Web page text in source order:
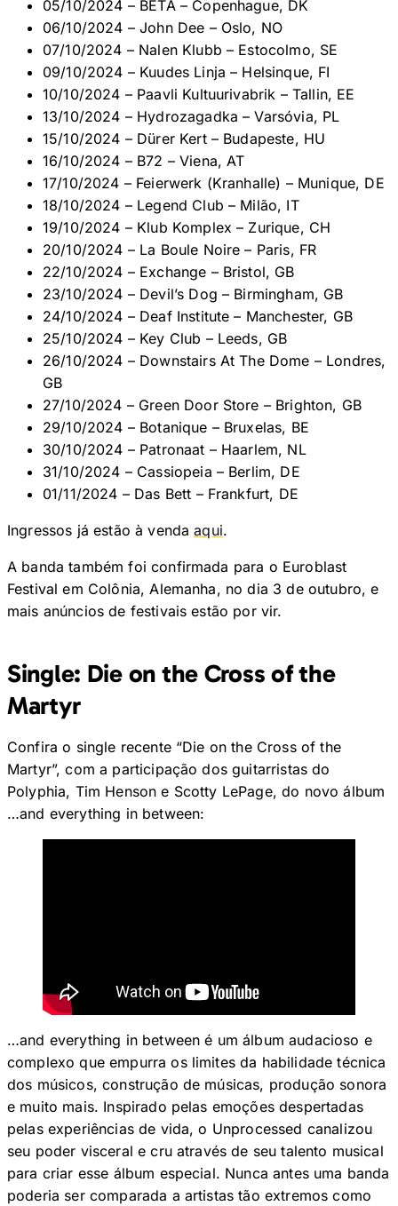
05/10/2024 – BETA – Copenhague, DK
06/10/2024 – John Dee – Oslo, NO
07/10/2024 – Nalen Klubb – Estocolmo, SE
09/10/2024 – Kuudes Linja – Helsinque, FI
10/10/2024 – Paavli Kultuurivabrik – Tallin, EE
13/10/2024 – Hydrozagadka – Varsóvia, PL
15/10/2024 – Dürer Kert – Budapeste, HU
16/10/2024 – B72 – Viena, AT
17/10/2024 – Feierwerk (Kranhalle) – Munique, DE
18/10/2024 – Legend Club – Milão, IT
19/10/2024 – Klub Komplex – Zurique, CH
20/10/2024 – La Boule Noire – Paris, FR
22/10/2024 – Exchange – Bristol, GB
23/10/2024 – Devil’s Dog – Birmingham, GB
24/10/2024 – Deaf Institute – Manchester, GB
25/10/2024 – Key Club – Leeds, GB
26/10/2024 – Downstairs At The Dome – Londres,
GB
27/10/2024 – Green Door Store – Brighton, GB
29/10/2024 – Botanique – Bruxelas, BE
30/10/2024 – Patronaat – Haarlem, NL
31/10/2024 – Cassiopeia – Berlim, DE
01/11/2024 – Das Bett – Frankfurt, DE
Ingressos já estão à vendaaqui.
A banda também foi confirmada para o Euroblast
Festival em Colônia, Alemanha, no dia 3 de outubro, e
mais anúncios de festivais estão por vir.
Single: Die on the Cross of the
Martyr
Confira o single recente “Die on the Cross of the
Martyr”, com a participação dos guitarristas do
Polyphia, Tim Henson e Scotty LePage, do novo álbum
…and everything in between:
…and everything in between é um álbum audacioso e
complexo que empurra os limites da habilidade técnica
dos músicos, construção de músicas, produção sonora
e muito mais. Inspirado pelas emoções despertadas
pelas experiências de vida, o Unprocessed canalizou
seu poder visceral e cru através de seu talento musical
para criar esse álbum especial. Nunca antes uma banda
poderia ser comparada a artistas tão extremos como